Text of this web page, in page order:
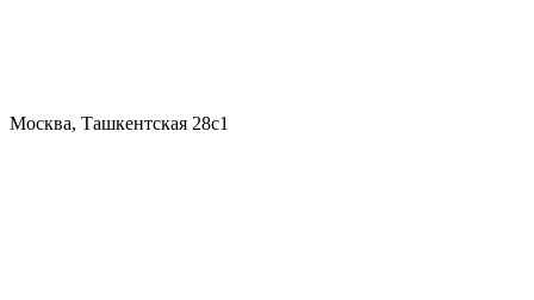
Москва, Ташкентская 28с1